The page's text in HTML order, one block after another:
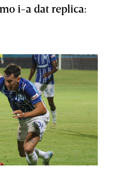
i-a dat replica: